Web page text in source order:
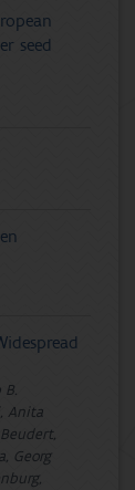
seed
B.
Anita
Georg